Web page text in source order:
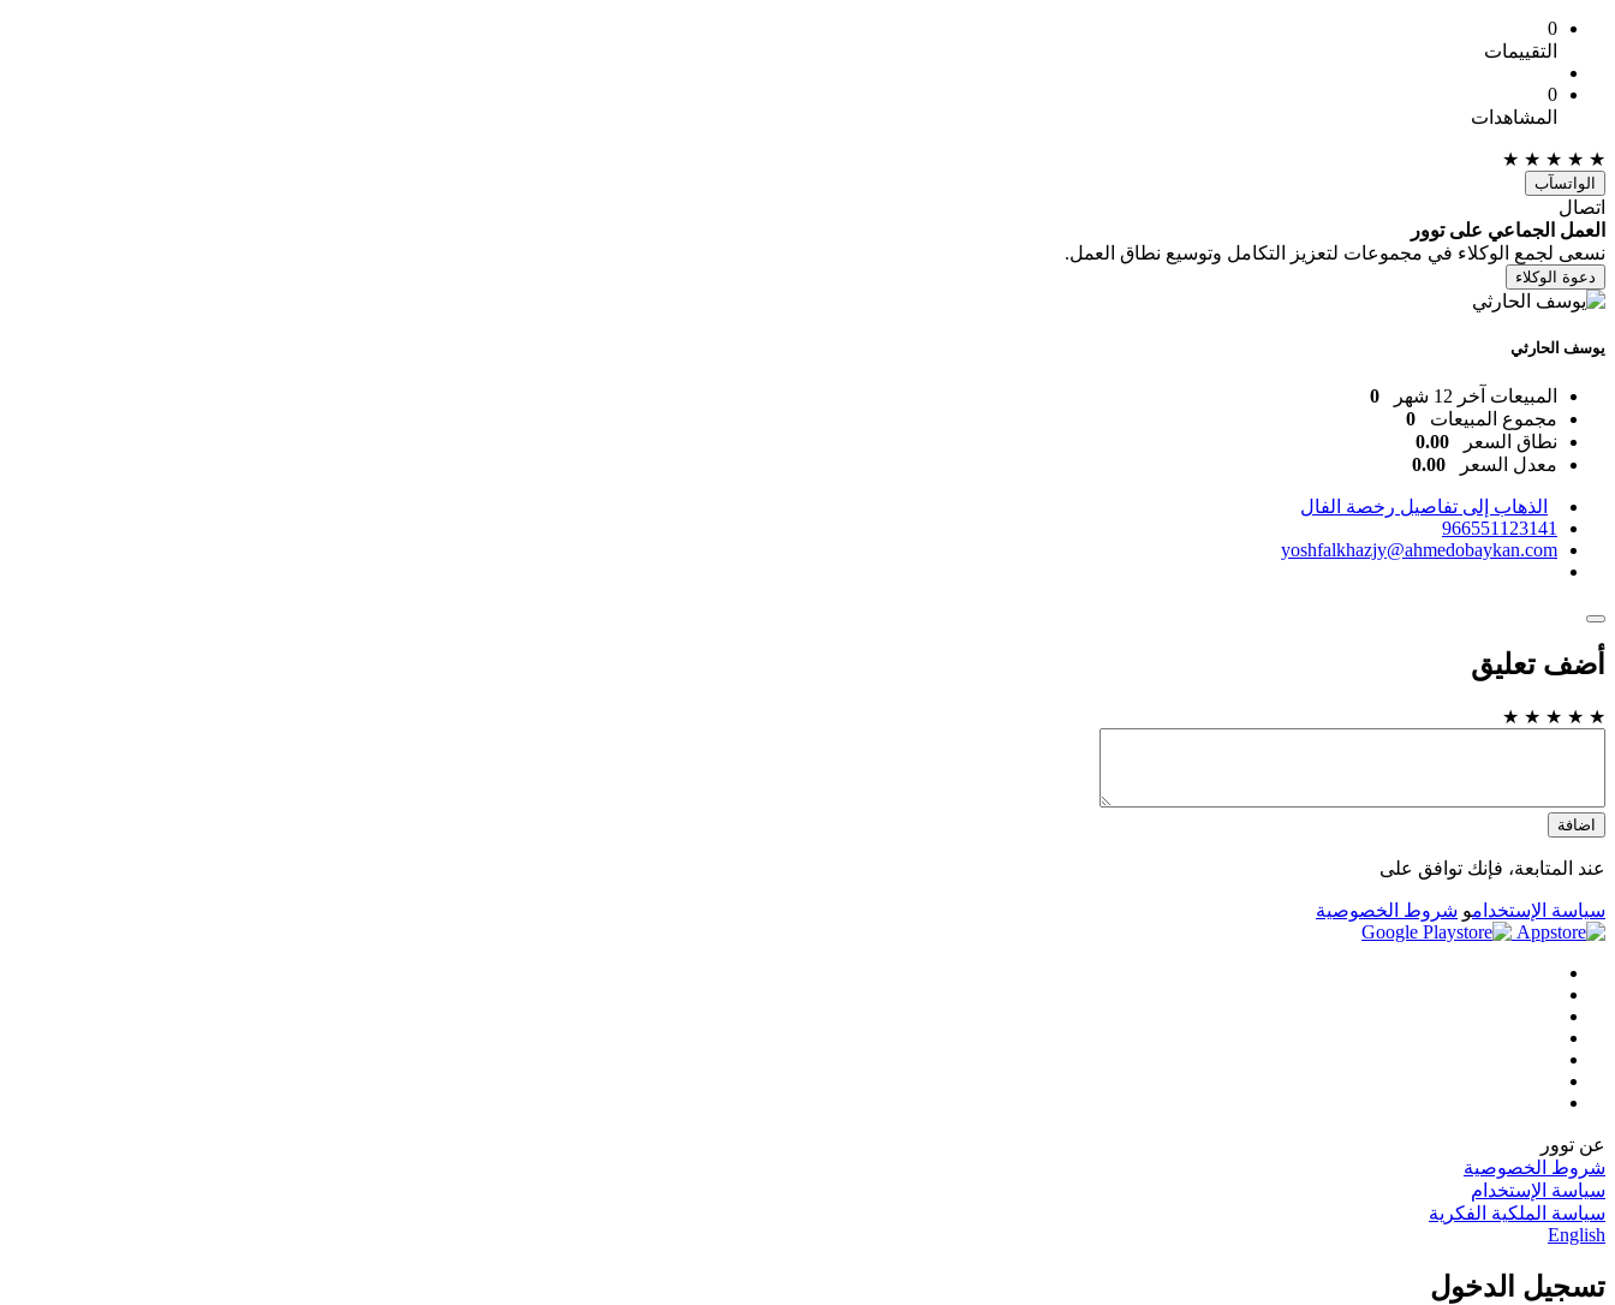
0
التقييمات
0
المشاهدات
★
★
★
★
★
الواتسآب
اتصال
العمل الجماعي على توور
نسعى لجمع الوكلاء في مجموعات لتعزيز التكامل وتوسيع نطاق العمل.
دعوة الوكلاء
يوسف الحارثي
المبيعات آخر 12 شهر
0
مجموع المبيعات
0
نطاق السعر
0.00
معدل السعر
0.00
الذهاب إلى تفاصيل رخصة الفال
966551123141
yoshfalkhazjy@ahmedobaykan.com
أضف تعليق
★
★
★
★
★
اضافة
عند المتابعة، فإنك توافق على
سياسة الإستخدامو شروط الخصوصية
عن توور
شروط الخصوصية
سياسة الإستخدام
سياسة الملكية الفكرية
English
تسجيل الدخول